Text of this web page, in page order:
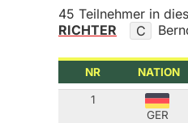
45 Teilnehmer in
RICHTER
C
NR NATION
1
GER